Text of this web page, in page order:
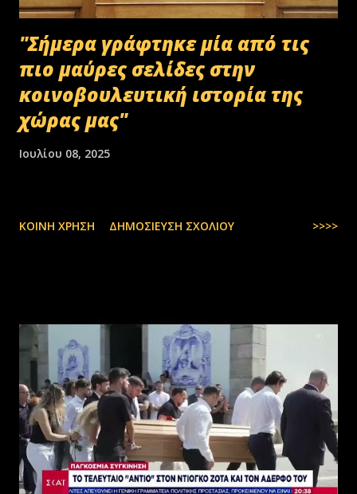
"Σήμερα γράφτηκε μία από τις
πιο μαύρες σελίδες στην
κοινοβουλευτική ιστορία της
χώρας μας"
Ιουλίου 08, 2025
ΚΟΙΝΉ ΧΡΉΣΗ ΔΗΜΟΣΊΕΥΣΗ ΣΧΟΛΊΟΥ >>>>